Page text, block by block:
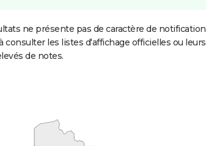
ne présente pas de caractère de notification
consulter les listes d'affichage officielles ou leurs
de notes.